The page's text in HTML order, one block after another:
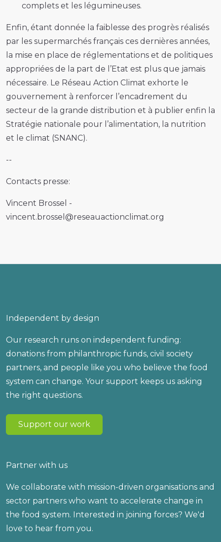
complets et les légumineuses.
Enfin, étant donnée la faiblesse des progrès réalisés
par les supermarchés français ces dernières années,
la mise en place de réglementations et de politiques
appropriées de la part de l’Etat est plus que jamais
nécessaire. Le Réseau Action Climat exhorte le
gouvernement à renforcer l’encadrement du
secteur de la grande distribution et à publier enfin la
Stratégie nationale pour l’alimentation, la nutrition
et le climat (SNANC).
--
Contacts presse:
Vincent Brossel ­
vincent.brossel@reseauactionclimat.org
Independent by design
Our research runs on independent funding:
donations from philanthropic funds, civil society
partners, and people like you who believe the food
system can change. Your support keeps us asking
the right questions.
Support our work
Partner with us
We collaborate with mission-driven organisations and
sector partners who want to accelerate change in
the food system. Interested in joining forces? We'd
love to hear from you.